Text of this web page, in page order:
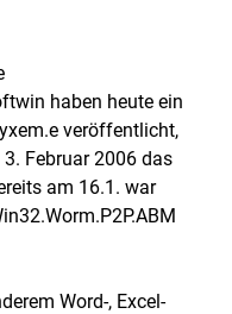
haben heute ein
veröffentlicht,
Februar 2006 das
am 16.1. war
Word-, Excel-